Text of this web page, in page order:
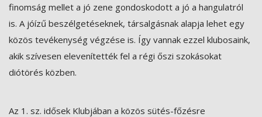
finomság mellet a jó zene gondoskodott a jó a hangulatról
is. A jóízű beszélgetéseknek, társalgásnak alapja lehet egy
közös tevékenység végzése is. Így vannak ezzel klubosaink,
akik szívesen elevenítették fel a régi őszi szokásokat
diótörés közben.
Az 1. sz. idősek Klubjában a közös sütés-főzésre